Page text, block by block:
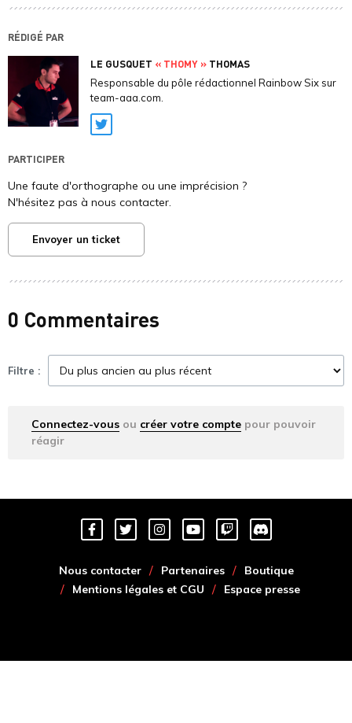
RÉDIGÉ PAR
LE GUSQUET « THOMY » THOMAS
Responsable du pôle rédactionnel Rainbow Six sur
team-aaa.com.
Twitter
PARTICIPER
Une faute d'orthographe ou une imprécision ?
N'hésitez pas à nous contacter.
Envoyer un ticket
0 Commentaires
Filtre :
Connectez-vous ou créer votre compte pour pouvoir
réagir
Nous contacter Partenaires
Boutique
Mentions légales et CGU
Espace presse